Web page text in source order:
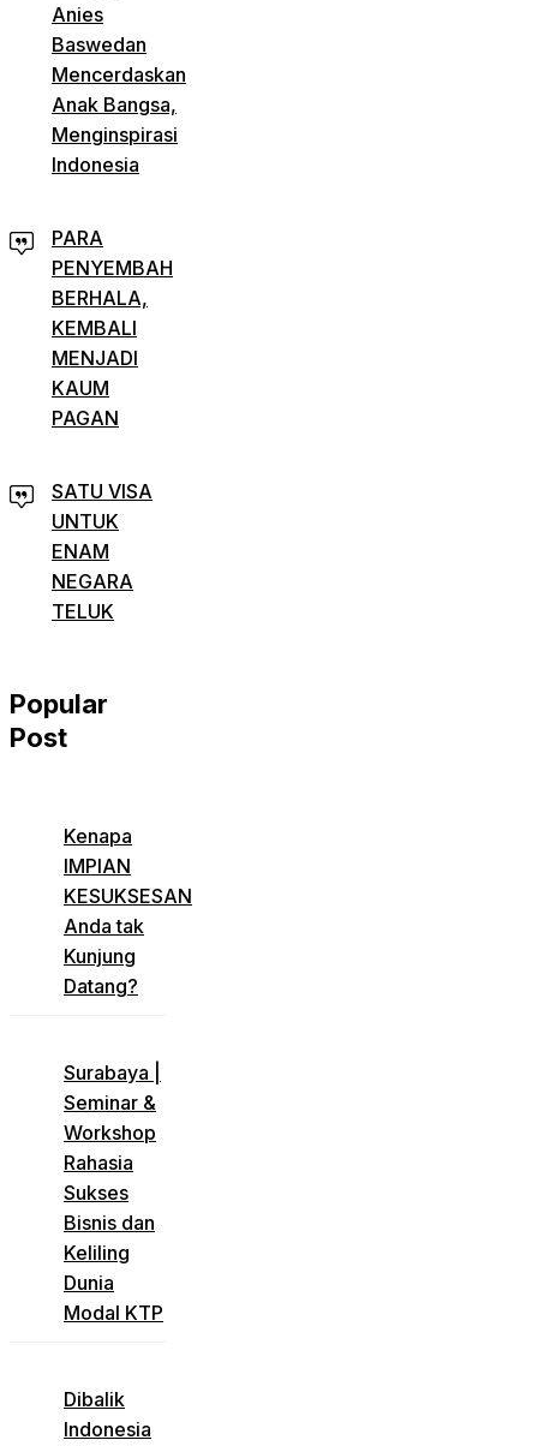
Anies
Baswedan
Mencerdaskan
Anak Bangsa,
Menginspirasi
Indonesia
PARA
PENYEMBAH
BERHALA,
KEMBALI
MENJADI
KAUM
PAGAN
SATU VISA
UNTUK
ENAM
NEGARA
TELUK
Popular
Post
​Kenapa
IMPIAN
KESUKSESAN
Anda tak
Kunjung
Datang?
​Surabaya |
Seminar &
Workshop
Rahasia
Sukses
Bisnis dan
Keliling
Dunia
Modal KTP
Dibalik
Indonesia